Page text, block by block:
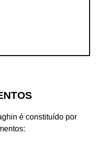
é constituído por